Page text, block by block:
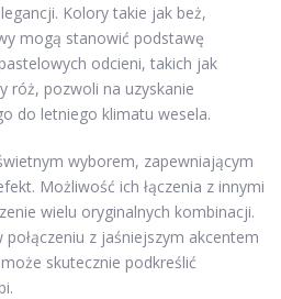
Kolory takie jak beż,
mogą stanowić podstawę
odcieni, takich jak
róż, pozwoli na uzyskanie
do letniego klimatu wesela.
wyborem, zapewniającym
Możliwość ich łączenia z innymi
wielu oryginalnych kombinacji.
z jaśniejszym akcentem
skutecznie podkreślić